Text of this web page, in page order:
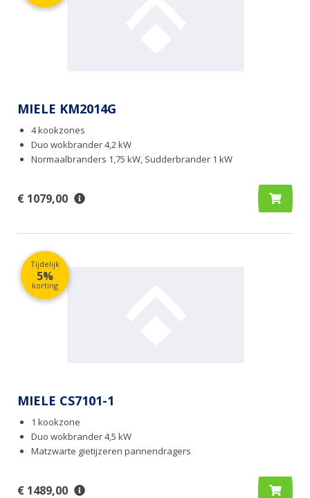
MIELE KM2014G
4 kookzones
Duo wokbrander 4,2 kW
Normaalbranders 1,75 kW, Sudderbrander 1 kW
€ 1079,00
Tijdelijk
5%
korting
MIELE CS7101-1
1 kookzone
Duo wokbrander 4,5 kW
Matzwarte gietijzeren pannendragers
€ 1489,00